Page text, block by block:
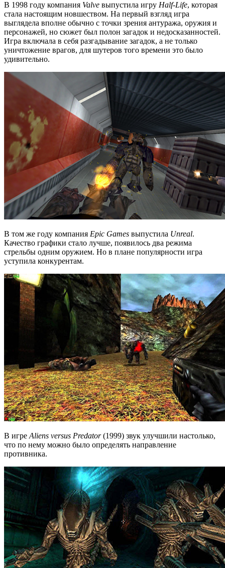
В 1998 году компания Valve выпустила игру Half-Life, которая
стала настоящим новшеством. На первый взгляд игра
выглядела вполне обычно с точки зрения антуража, оружия и
персонажей, но сюжет был полон загадок и недосказанностей.
Игра включала в себя разгадывание загадок, а не только
уничтожение врагов, для шутеров того времени это было
удивительно.
В том же году компания Epic Games выпустила Unreal.
Качество графики стало лучше, появилось два режима
стрельбы одним оружием. Но в плане популярности игра
уступила конкурентам.
В игреAliens versus Predator(1999) звук улучшили настолько,
что по нему можно было определять направление
противника.